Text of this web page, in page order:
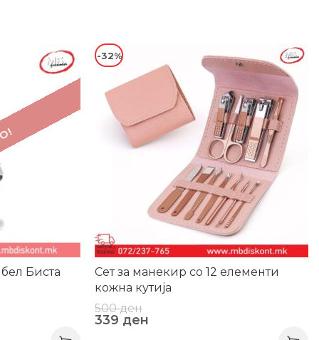
Биста
-32%
Сет за манекир со 12 елементи
кожна кутија
500ден
339 ден